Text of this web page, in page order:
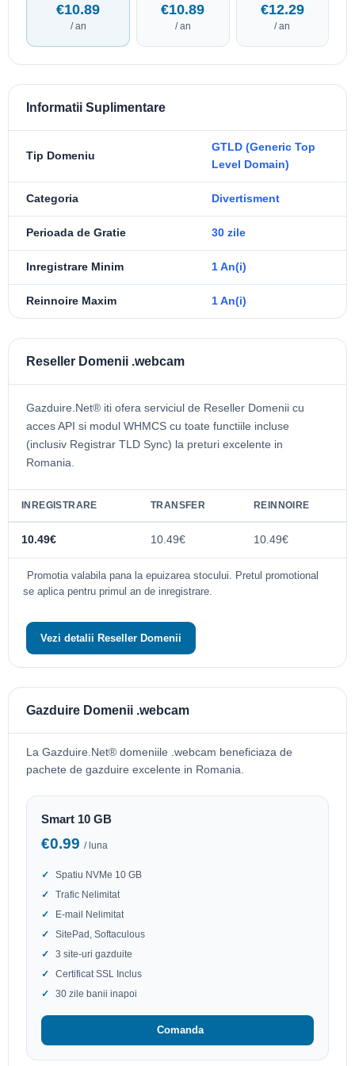
€10.89
/ an
€10.89
/ an
€12.29
/ an
Informatii Suplimentare
Tip Domeniu
GTLD (Generic Top
Level Domain)
Categoria Divertisment
Perioada de Gratie 30 zile
Inregistrare Minim 1 An(i)
Reinnoire Maxim 1 An(i)
Reseller Domenii .webcam
Gazduire.Net® iti ofera serviciul de Reseller Domenii cu
acces API si modul WHMCS cu toate functiile incluse
(inclusiv Registrar TLD Sync) la preturi excelente in
Romania.
INREGISTRARE TRANSFER REINNOIRE
10.49€ 10.49€ 10.49€
Promotia valabila pana la epuizarea stocului. Pretul promotional
se aplica pentru primul an de inregistrare.
Vezi detalii Reseller Domenii
Gazduire Domenii .webcam
La Gazduire.Net® domeniile .webcam beneficiaza de
pachete de gazduire excelente in Romania.
Smart 10 GB
€0.99 / luna
Spatiu NVMe 10 GB
Trafic Nelimitat
E-mail Nelimitat
SitePad, Softaculous
3 site-uri gazduite
Certificat SSL Inclus
30 zile banii inapoi
Comanda